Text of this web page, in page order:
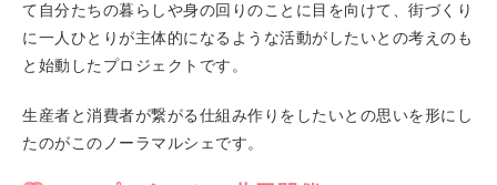
て自分たちの暮らしや身の回りのことに目を向けて、街づくり
に一人ひとりが主体的になるような活動がしたいとの考えのも
と始動したプロジェクトです。
生産者と消費者が繋がる仕組み作りをしたいとの思いを形にし
たのがこのノーラマルシェです。